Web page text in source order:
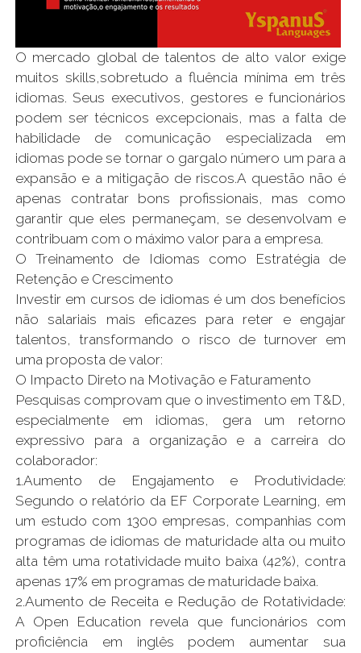
O mercado global de talentos de alto valor exige
muitos skills,sobretudo a fluência mínima em três
idiomas. Seus executivos, gestores e funcionários
podem ser técnicos excepcionais, mas a falta de
habilidade de comunicação especializada em
idiomas pode se tornar o gargalo número um para a
expansão e a mitigação de riscos.A questão não é
apenas contratar bons profissionais, mas como
garantir que eles permaneçam, se desenvolvam e
contribuam com o máximo valor para a empresa.
O Treinamento de Idiomas como Estratégia de
Retenção e Crescimento
Investir em cursos de idiomas é um dos benefícios
não salariais mais eficazes para reter e engajar
talentos, transformando o risco de turnover em
uma proposta de valor:
O Impacto Direto na Motivação e Faturamento
Pesquisas comprovam que o investimento em T&D,
especialmente em idiomas, gera um retorno
expressivo para a organização e a carreira do
colaborador:
1.Aumento de Engajamento e Produtividade:
Segundo o relatório da EF Corporate Learning, em
um estudo com 1300 empresas, companhias com
programas de idiomas de maturidade alta ou muito
alta têm uma rotatividade muito baixa (42%), contra
apenas 17% em programas de maturidade baixa.
2.Aumento de Receita e Redução de Rotatividade:
A Open Education revela que funcionários com
proficiência em inglês podem aumentar sua